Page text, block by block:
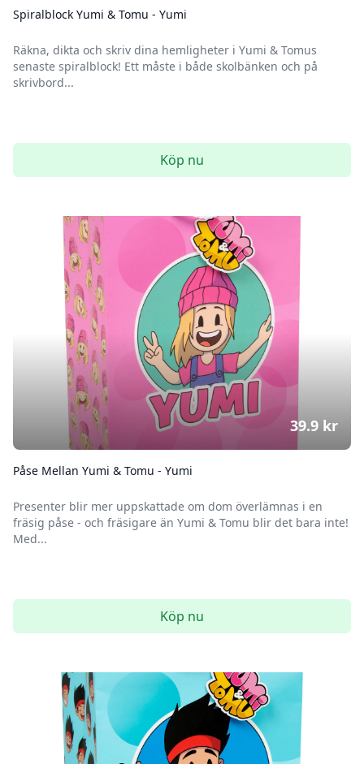
Spiralblock Yumi & Tomu - Yumi
Räkna, dikta och skriv dina hemligheter i Yumi & Tomus
senaste spiralblock! Ett måste i både skolbänken och på
skrivbord...
Köp nu
Påse Mellan Yumi & Tomu - Yumi
Presenter blir mer uppskattade om dom överlämnas i en
fräsig påse - och fräsigare än Yumi & Tomu blir det bara inte!
Med...
39.9 kr
Köp nu